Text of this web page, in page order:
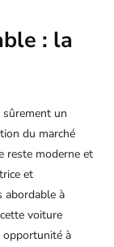
: la
un
du marché
reste moderne et
et
abordable à
voiture
opportunité à